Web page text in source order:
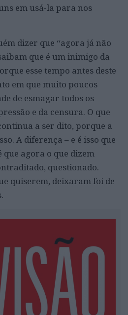
em usá-la para nos
dizer que “agora já não
que é um inimigo da
esse tempo antes deste
em que muito poucos
de esmagar todos os
e da censura. O que
a ser dito, porque a
A diferença – e é isso que
que agora o que dizem
questionado.
quiserem, deixaram foi de